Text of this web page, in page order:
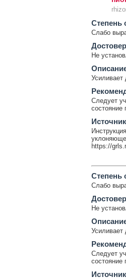
Cтепень
Слабо
Не
Усиливает
Следует
состояние
https://
Cтепень
Слабо
Не
Усиливает
Следует
состояние